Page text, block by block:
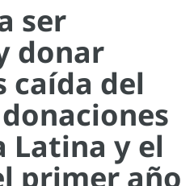
ser
donar
caída del
Latina y el
primer año